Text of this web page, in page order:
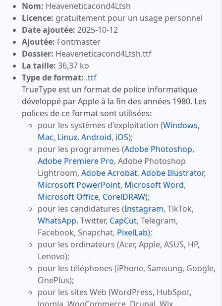
Nom: Heaveneticacond4Ltsh
Licence: gratuitement pour un usage personnel
Date ajoutée: 2025-10-12
Ajoutée: Fontmaster
Dossier: Heaveneticacond4Ltsh.ttf
La taille: 36,37 ko
Type de format: .ttf
TrueType est un format de police informatique
développé par Apple à la fin des années 1980. Les
polices de ce format sont utilisées:
pour les systèmes d'exploitation (Windows,
Mac, Linux, Android, iOS);
pour les programmes (Adobe Photoshop,
Adobe Premiere Pro, Adobe Photoshop
Lightroom, Adobe Acrobat, Adobe Illustrator,
Microsoft PowerPoint, Microsoft Word,
Microsoft Office, CorelDRAW);
pour les candidatures (Instagram, TikTok,
WhatsApp, Twitter, CapCut, Telegram,
Facebook, Snapchat, PixelLab);
pour les ordinateurs (Acer, Apple, ASUS, HP,
Lenovo);
pour les téléphones (iPhone, Samsung, Google,
OnePlus);
pour les sites Web (WordPress, HubSpot,